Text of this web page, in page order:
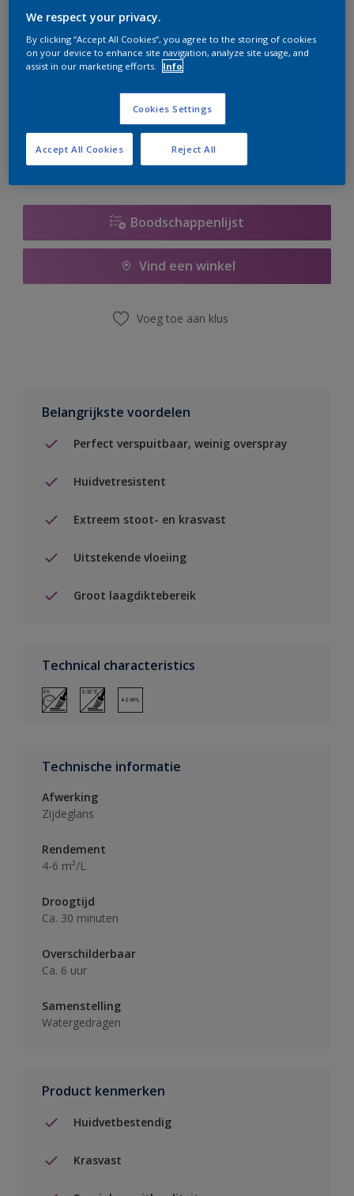
te bestellen. Houd de website in de gaten, we werken
er hard aan om de voorraad aan te vullen.
Boodschappenlijst
Vind een winkel
Voeg toe aan klus
Belangrijkste voordelen
Perfect verspuitbaar, weinig overspray
Huidvetresistent
Extreem stoot- en krasvast
Uitstekende vloeiing
Groot laagdiktebereik
Technical characteristics
Technische informatie
Afwerking
Zijdeglans
Rendement
4-6 m²/L
Droogtijd
Ca. 30 minuten
Overschilderbaar
Ca. 6 uur
Samenstelling
Watergedragen
Product kenmerken
Huidvetbestendig
Krasvast
We respect your privacy.
By clicking “Accept All Cookies”, you agree to the storing of cookies
on your device to enhance site navigation, analyze site usage, and
assist in our marketing efforts.
Info
Cookies Settings
Reject All
Accept All Cookies